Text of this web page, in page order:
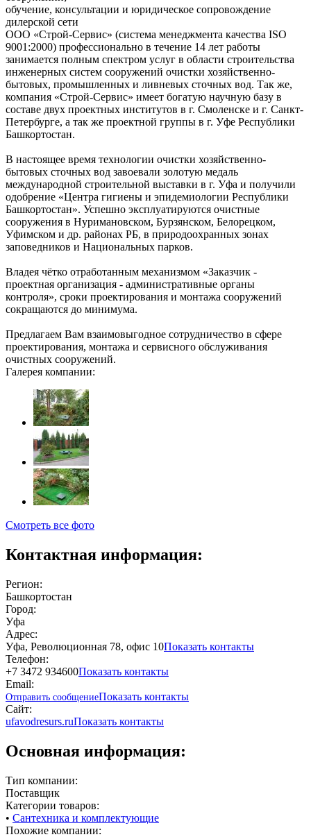
обучение, консультации и юридическое сопровождение
дилерской сети
ООО «Строй-Сервис» (система менеджмента качества ISO
9001:2000) профессионально в течение 14 лет работы
занимается полным спектром услуг в области строительства
инженерных систем сооружений очистки хозяйственно-
бытовых, промышленных и ливневых сточных вод. Так же,
компания «Строй-Сервис» имеет богатую научную базу в
составе двух проектных институтов в г. Смоленске и г. Санкт-
Петербурге, а так же проектной группы в г. Уфе Республики
Башкортостан.
В настоящее время технологии очистки хозяйственно-
бытовых сточных вод завоевали золотую медаль
международной строительной выставки в г. Уфа и получили
одобрение «Центра гигиены и эпидемиологии Республики
Башкортостан». Успешно эксплуатируются очистные
сооружения в Нуримановском, Бурзянском, Белорецком,
Уфимском и др. районах РБ, в природоохранных зонах
заповедников и Национальных парков.
Владея чётко отработанным механизмом «Заказчик -
проектная организация - административные органы
контроля», сроки проектирования и монтажа сооружений
сокращаются до минимума.
Предлагаем Вам взаимовыгодное сотрудничество в сфере
проектирования, монтажа и сервисного обслуживания
очистных сооружений.
Галерея компании:
Смотреть все фото
Контактная информация:
Регион:
Башкортостан
Город:
Уфа
Адрес:
Уфа, Революционная 78, офис 10Показать контакты
Телефон:
+7 3472 934600Показать контакты
Email:
Отправить сообщениеПоказать контакты
Сайт:
ufavodresurs.ruПоказать контакты
Основная информация:
Тип компании:
Поставщик
Категории товаров:
• Сантехника и комплектующие
Похожие компании: